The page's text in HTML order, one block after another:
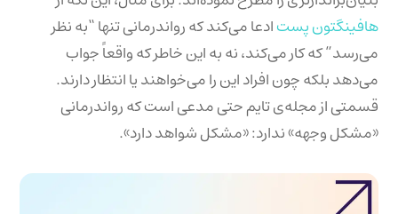
هافینگتون پستادعا می‌کند که رواندرمانی تنها “به نظر
می‌رسد” که کار می‌کند، نه به این خاطر که واقعاً جواب
می‌دهد بلکه چون افراد این را می‌خواهند یا انتظار دارند.
قسمتی از مجله‌ی تایم حتی مدعی است که رواندرمانی
«مشکل وجهه» ندارد: «مشکل شواهد دارد».